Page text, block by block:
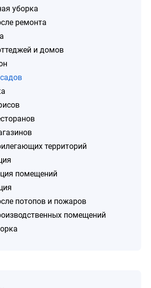
уборка
ремонта
и домов
территорий
помещений
потопов и пожаров
помещений